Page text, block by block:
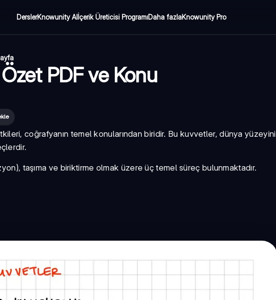
DerslerKnowunity AIİçerik Üreticisi ProgramıDaha fazlaKnowunity Pro
Özet PDF ve Konu
coğrafyanın temel konularından biridir. Bu kuvvetler, dünya yüzeyini
taşıma ve biriktirme olmak üzere üç temel süreç bulunmaktadır.